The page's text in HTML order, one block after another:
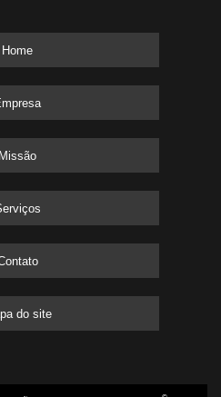
Home
Missão
do site